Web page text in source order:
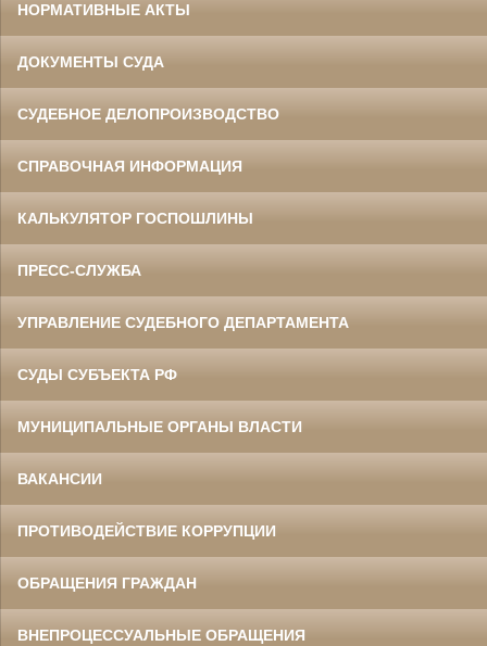
НОРМАТИВНЫЕ АКТЫ
ДОКУМЕНТЫ СУДА
СУДЕБНОЕ ДЕЛОПРОИЗВОДСТВО
СПРАВОЧНАЯ ИНФОРМАЦИЯ
КАЛЬКУЛЯТОР ГОСПОШЛИНЫ
ПРЕСС-СЛУЖБА
УПРАВЛЕНИЕ СУДЕБНОГО ДЕПАРТАМЕНТА
СУДЫ СУБЪЕКТА РФ
МУНИЦИПАЛЬНЫЕ ОРГАНЫ ВЛАСТИ
ВАКАНСИИ
ПРОТИВОДЕЙСТВИЕ КОРРУПЦИИ
ОБРАЩЕНИЯ ГРАЖДАН
ВНЕПРОЦЕССУАЛЬНЫЕ ОБРАЩЕНИЯ